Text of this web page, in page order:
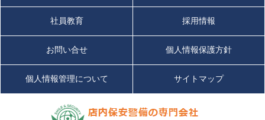
社員教育 採用情報
お問い合せ 個人情報保護方針
個人情報管理について サイトマップ